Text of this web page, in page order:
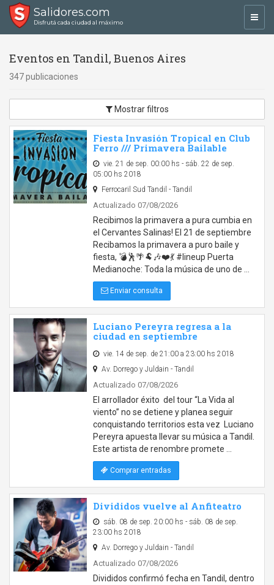
Salidores.com
Disfrutá cada ciudad al máximo
Eventos en Tandil, Buenos Aires
347 publicaciones
Mostrar filtros
Fiesta Invasión Tropical en Club
Ferro /// Primavera Bailable
vie. 21 de sep. 00:00 hs - sáb. 22 de sep.
05:00 hs 2018
Ferrocaril Sud Tandil - Tandil
Actualizado 07/08/2026
Recibimos la primavera a pura cumbia en
el Cervantes Salinas! El 21 de septiembre
Recibamos la primavera a puro baile y
fiesta, 💣🕺🌴🐏🎶❤️💃 #lineup Puerta
Medianoche: Toda la música de uno de …
Enviar consulta
Luciano Pereyra regresa a la
ciudad en septiembre
vie. 14 de sep. de 21:00 a 23:00 hs 2018
Av. Dorrego y Juldain - Tandil
Actualizado 07/08/2026
El arrollador éxito del tour “La Vida al
viento” no se detiene y planea seguir
conquistando territorios esta vez Luciano
Pereyra apuesta llevar su música a Tandil.
Este artista de renombre promete …
Comprar entradas
Divididos vuelve al Anfiteatro
sáb. 08 de sep. 20:00 hs - sáb. 08 de sep.
23:00 hs 2018
Av. Dorrego y Juldain - Tandil
Actualizado 07/08/2026
Divididos confirmó fecha en Tandil, dentro